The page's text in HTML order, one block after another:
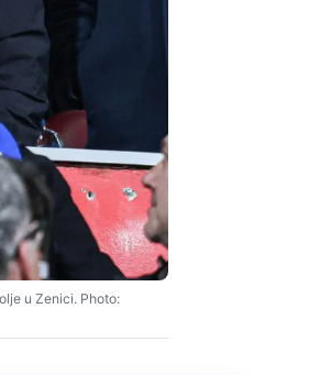
u Zenici. Photo: